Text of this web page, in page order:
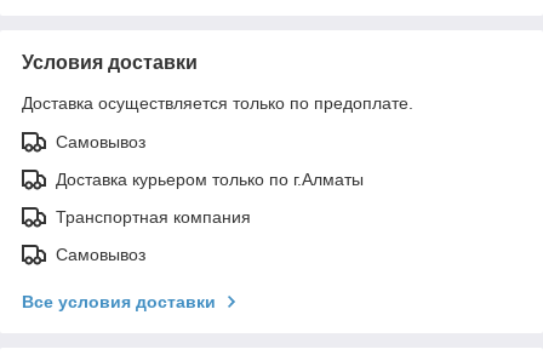
Условия доставки
Доставка осуществляется только по предоплате.
Самовывоз
Доставка курьером только по г.Алматы
Транспортная компания
Самовывоз
Все условия доставки